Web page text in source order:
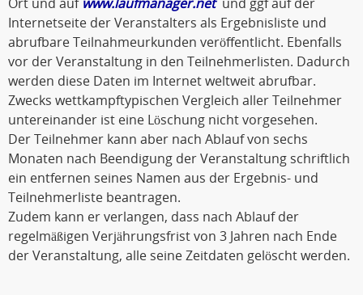
Internetseite der Veranstalters als Ergebnisliste und
abrufbare Teilnahmeurkunden veröffentlicht. Ebenfalls
vor der Veranstaltung in den Teilnehmerlisten. Dadurch
werden diese Daten im Internet weltweit abrufbar.
Zwecks wettkampftypischen Vergleich aller Teilnehmer
untereinander ist eine Löschung nicht vorgesehen.
Der Teilnehmer kann aber nach Ablauf von sechs
Monaten nach Beendigung der Veranstaltung schriftlich
ein entfernen seines Namen aus der Ergebnis- und
Teilnehmerliste beantragen.
Zudem kann er verlangen, dass nach Ablauf der
regelmäßigen Verjährungsfrist von 3 Jahren nach Ende
der Veranstaltung, alle seine Zeitdaten gelöscht werden.